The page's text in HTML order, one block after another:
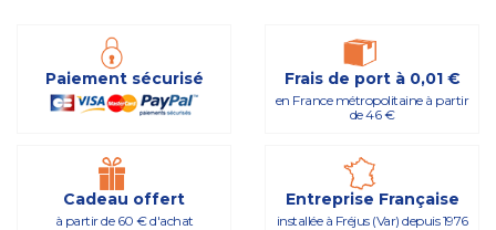
Paiement sécurisé Frais de port à 0,01 €
en France métropolitaine à partir
de 46 €
Cadeau offert
à partir de 60 € d'achat
Entreprise Française
installée à Fréjus (Var) depuis 1976